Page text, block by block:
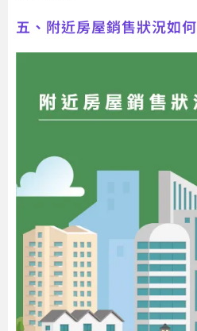
五、附近房屋銷售狀況如何